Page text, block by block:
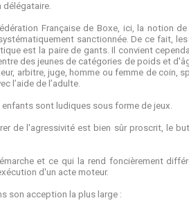
délégataire.
Française de Boxe, ici, la notion
sanctionnée. De ce fait,
est la paire de gants. Il convient
des jeunes de catégories de poids et
arbitre, juge, homme ou femme de coin,
l’aide de l’adulte.
sont ludiques sous forme de jeux.
de l'agressivité est bien sûr proscrit, le
et ce qui la rend foncièrement
d'un acte moteur.
son acception la plus large :